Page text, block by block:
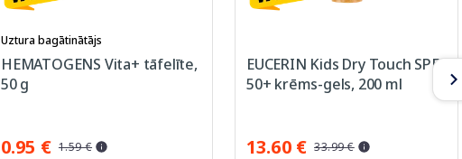
Uztura bagātinātājs
HEMATOGENS Vita+ tāfelīte,
50 g
0.95 € 1.59 €
EUCERIN Kids Dry Touch SPF
50+ krēms-gels, 200 ml
13.60 € 33.99 €